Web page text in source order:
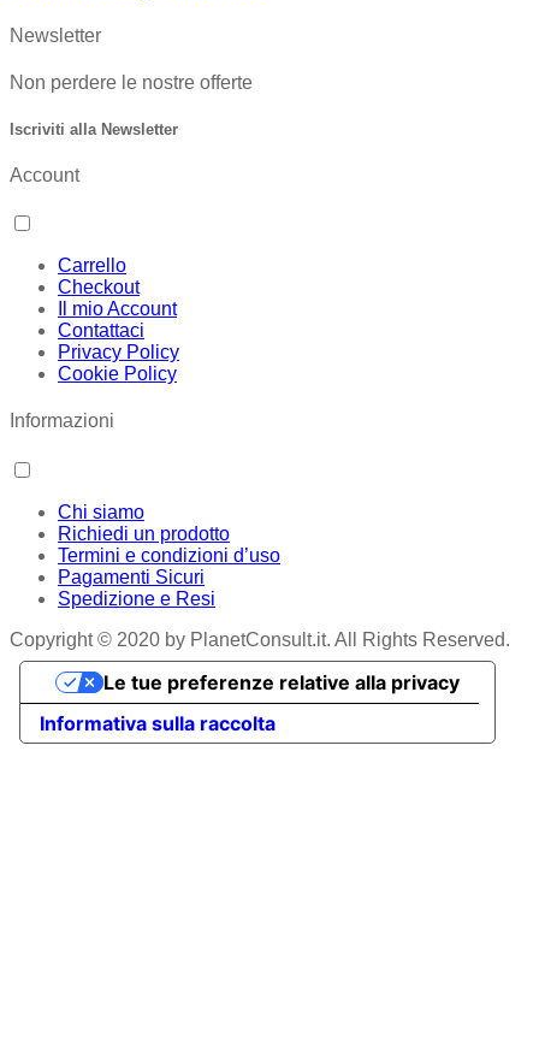
Newsletter
Non perdere le nostre offerte
Iscriviti alla Newsletter
Account
Carrello
Checkout
Il mio Account
Contattaci
Privacy Policy
Cookie Policy
Informazioni
Chi siamo
Richiedi un prodotto
Termini e condizioni d’uso
Pagamenti Sicuri
Spedizione e Resi
Copyright © 2020 by PlanetConsult.it. All Rights Reserved.
Informativa sulla raccolta
Le tue preferenze relative alla privacy